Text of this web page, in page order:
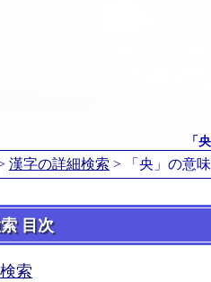
「
漢字の詳細検索 > 「央」の意
目次
索